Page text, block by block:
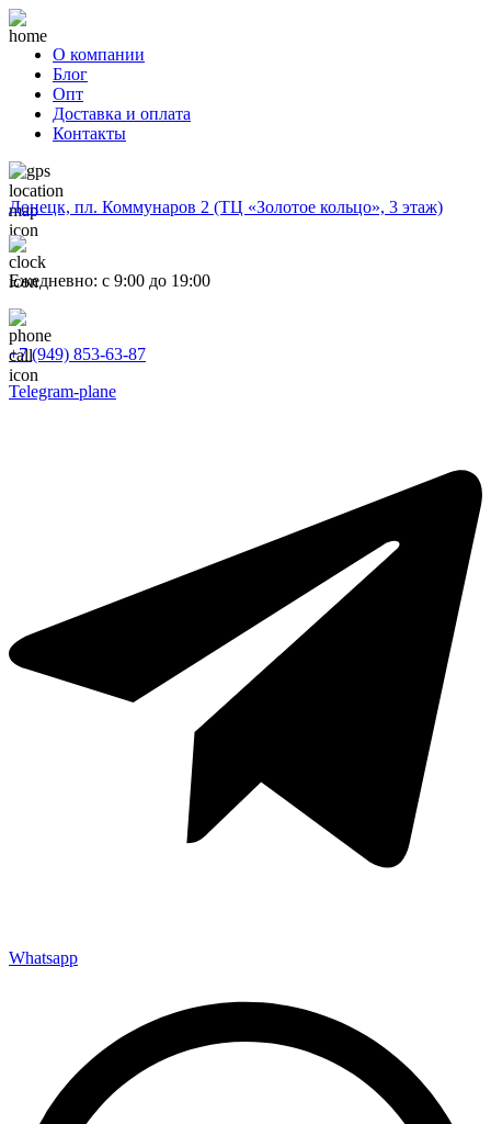
О компании
Блог
Опт
Доставка и оплата
Контакты
Донецк, пл. Коммунаров 2 (ТЦ «Золотое кольцо», 3 этаж)
Ежедневно: с 9:00 до 19:00
+7 (949) 853-63-87
Telegram-plane
Whatsapp